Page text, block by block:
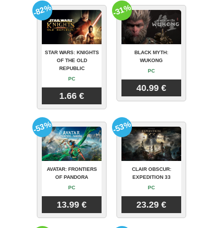
STAR WARS: KNIGHTS
OF THE OLD
REPUBLIC
PC
1.66 €
-82%
BLACK MYTH:
WUKONG
PC
40.99 €
-31%
AVATAR: FRONTIERS
OF PANDORA
PC
13.99 €
-53%
CLAIR OBSCUR:
EXPEDITION 33
PC
23.29 €
-53%